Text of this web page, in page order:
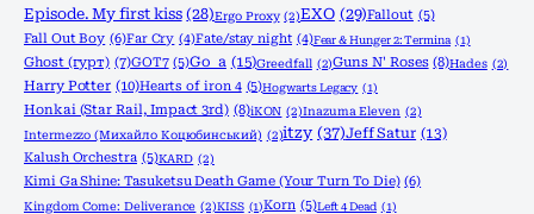
Episode. My first kiss (28)Ergo Proxy (2)EXO (29)Fallout (5)
Fall Out Boy (6)Far Cry (4)Fate/stay night (4)Fear & Hunger 2: Termina (1)
Ghost (гурт) (7)GOT7 (5)Go_a (15)Greedfall (2)Guns N' Roses (8)Hades (2)
Harry Potter (10)Hearts of iron 4 (5)Hogwarts Legacy (1)
Honkai (Star Rail, Impact 3rd) (8)iKON (2)Inazuma Eleven (2)
Intermezzo (Михайло Коцюбинський) (2)itzy (37)Jeff Satur (13)
Kalush Orchestra (5)KARD (2)
Kimi Ga Shine: Tasuketsu Death Game (Your Turn To Die) (6)
Kingdom Come: Deliverance (2)KISS (1)Korn (5)Left 4 Dead (1)